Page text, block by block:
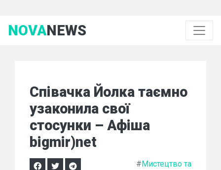
NOVANEWS
Співачка Йолка таємно
узаконила свої
стосунки – Афіша
bigmir)net
#Мистецтво та